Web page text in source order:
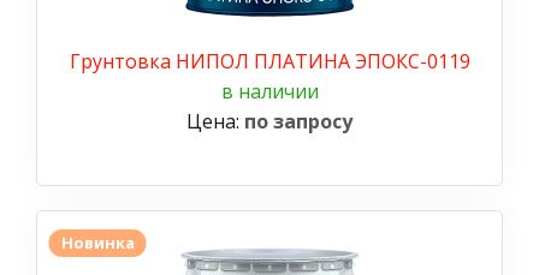
Грунтовка НИПОЛ ПЛАТИНА ЭПОКС-0119
в наличии
Цена: по запросу
Новинка